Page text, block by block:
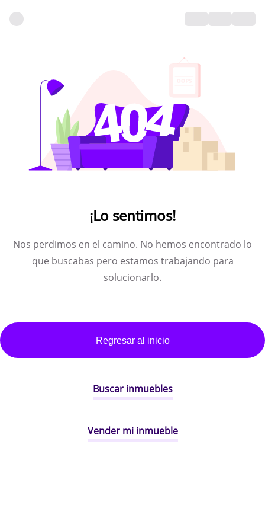
¡Lo sentimos!
Nos perdimos en el camino. No hemos encontrado lo
que buscabas pero estamos trabajando para
solucionarlo.
Regresar al inicio
Buscar inmuebles
Vender mi inmueble